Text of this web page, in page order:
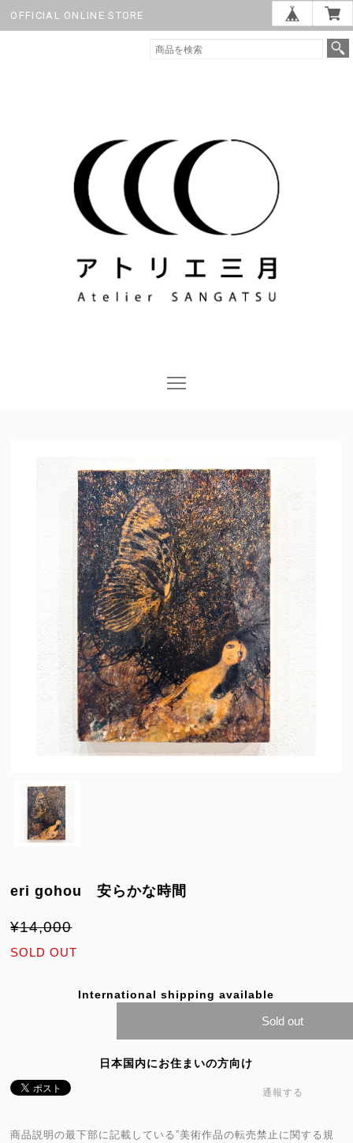
OFFICIAL ONLINE STORE
eri gohou 安らかな時間
¥14,000
SOLD OUT
International shipping available
Sold out
日本国内にお住まいの方向け
通報する
商品説明の最下部に記載している”美術作品の転売禁止に関する規